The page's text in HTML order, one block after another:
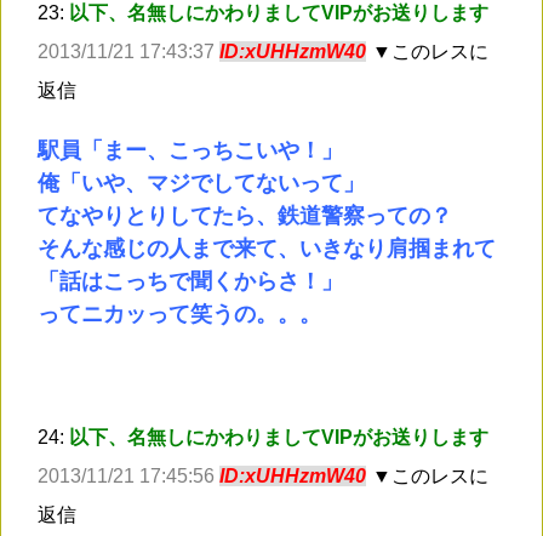
23: 以下、名無しにかわりましてVIPがお送りします
2013/11/21 17:43:37 ID:xUHHzmW40 ▼このレスに
返信
駅員「まー、こっちこいや！」
俺「いや、マジでしてないって」
てなやりとりしてたら、鉄道警察っての？
そんな感じの人まで来て、いきなり肩掴まれて
「話はこっちで聞くからさ！」
ってニカッって笑うの。。。
24: 以下、名無しにかわりましてVIPがお送りします
2013/11/21 17:45:56 ID:xUHHzmW40 ▼このレスに
返信